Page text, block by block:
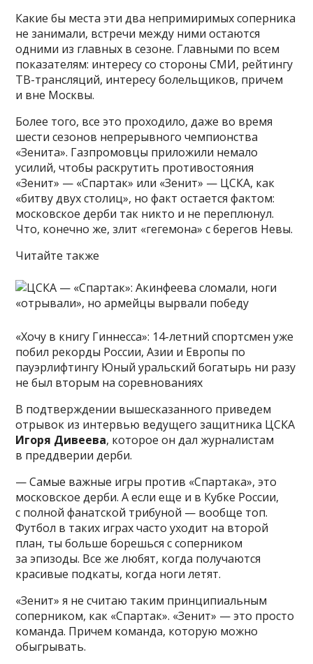
Какие бы места эти два непримиримых соперника
не занимали, встречи между ними остаются
одними из главных в сезоне. Главными по всем
показателям: интересу со стороны СМИ, рейтингу
ТВ-трансляций, интересу болельщиков, причем
и вне Москвы.
Более того, все это проходило, даже во время
шести сезонов непрерывного чемпионства
«Зенита». Газпромовцы приложили немало
усилий, чтобы раскрутить противостояния
«Зенит» — «Спартак» или «Зенит» — ЦСКА, как
«битву двух столиц», но факт остается фактом:
московское дерби так никто и не переплюнул.
Что, конечно же, злит «гегемона» с берегов Невы.
Читайте также
«Хочу в книгу Гиннесса»: 14-летний спортсмен уже
побил рекорды России, Азии и Европы по
пауэрлифтингу Юный уральский богатырь ни разу
не был вторым на соревнованиях
В подтверждении вышесказанного приведем
отрывок из интервью ведущего защитника ЦСКА
Игоря Дивеева, которое он дал журналистам
в преддверии дерби.
— Самые важные игры против «Спартака», это
московское дерби. А если еще и в Кубке России,
с полной фанатской трибуной — вообще топ.
Футбол в таких играх часто уходит на второй
план, ты больше борешься с соперником
за эпизоды. Все же любят, когда получаются
красивые подкаты, когда ноги летят.
«Зенит» я не считаю таким принципиальным
соперником, как «Спартак». «Зенит» — это просто
команда. Причем команда, которую можно
обыгрывать.